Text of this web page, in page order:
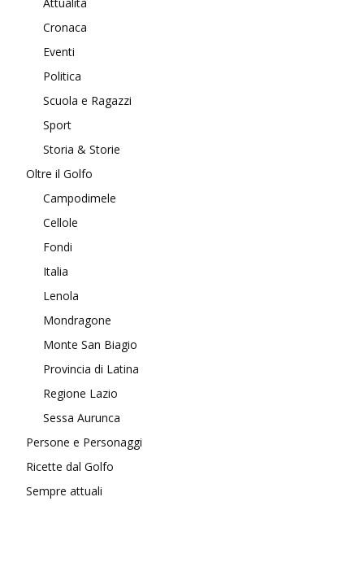
Cronaca
Eventi
Politica
Scuola e Ragazzi
Sport
Storia & Storie
Oltre il Golfo
Campodimele
Cellole
Fondi
Italia
Lenola
Mondragone
Monte San Biagio
Provincia di Latina
Regione Lazio
Sessa Aurunca
Persone e Personaggi
Ricette dal Golfo
Sempre attuali